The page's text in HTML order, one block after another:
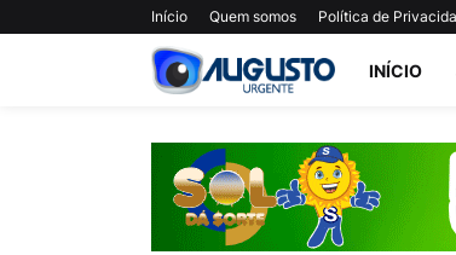
Início Quem somos Política de
INÍCIO